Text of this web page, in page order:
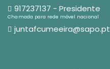
917237137 - Presidente
Chamada para rede móvel nacional
juntafcumeeira@sapo.pt